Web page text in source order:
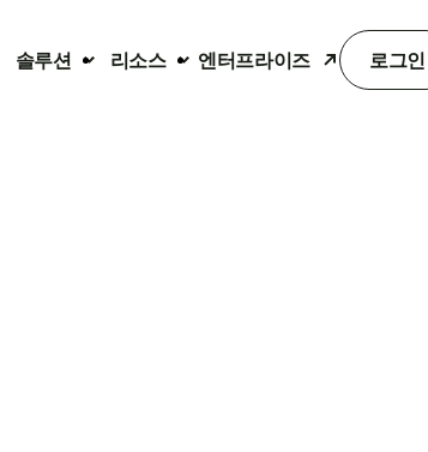
솔루션 리소스 엔터프라이즈 로그인